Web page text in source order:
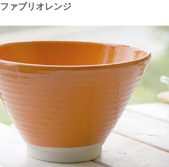
卓、今日も美味しくいただきます！大
リーズ
ラーでほっこり♪波佐見焼 琥珀シリー
ファブリオレンジ